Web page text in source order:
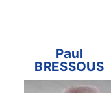
Paul
BRESSOUS